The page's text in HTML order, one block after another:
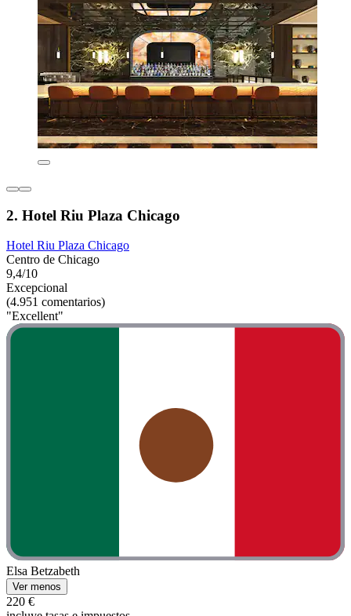
2. Hotel Riu Plaza Chicago
Hotel Riu Plaza Chicago
Centro de Chicago
9,4/10
Excepcional
(4.951 comentarios)
"Excellent"
Elsa Betzabeth
Ver menos
220 €